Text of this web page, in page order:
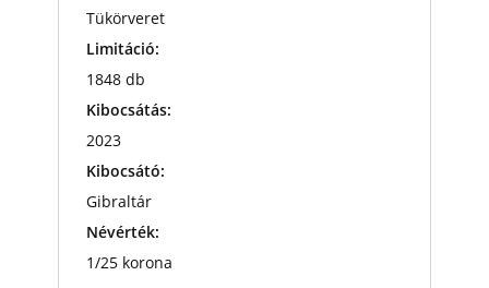
Tükörveret
Limitáció:
1848 db
Kibocsátás:
2023
Kibocsátó:
Gibraltár
Névérték:
1/25 korona